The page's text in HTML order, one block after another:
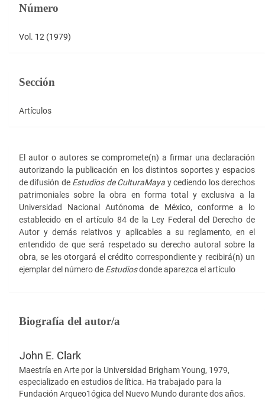
Número
Vol. 12 (1979)
Sección
Artículos
El autor o autores se compromete(n) a firmar una declaración
autorizando la publicación en los distintos soportes y espacios
de difusión de Estudios de CulturaMaya y cediendo los derechos
patrimoniales sobre la obra en forma total y exclusiva a la
Universidad Nacional Autónoma de México, conforme a lo
establecido en el artículo 84 de la Ley Federal del Derecho de
Autor y demás relativos y aplicables a su reglamento, en el
entendido de que será respetado su derecho autoral sobre la
obra, se les otorgará el crédito correspondiente y recibirá(n) un
ejemplar del número de Estudiosdonde aparezca el artículo
Biografía del autor/a
John E. Clark
Maestría en Arte por la Universidad Brigham Young, 1979,
especializado en estudios de lítica. Ha trabajado para la
Fundación Arqueo1ógica del Nuevo Mundo durante dos años.